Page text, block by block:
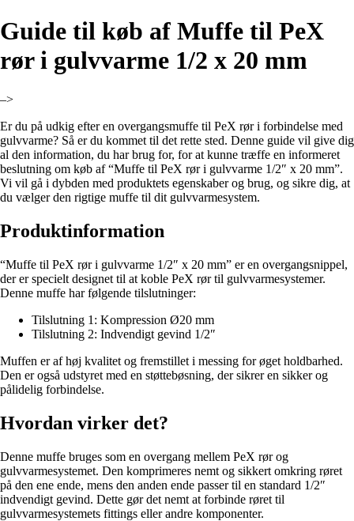
Guide til køb af Muffe til PeX
rør i gulvvarme 1/2 x 20 mm
–>
Er du på udkig efter en overgangsmuffe til PeX rør i forbindelse med
gulvvarme? Så er du kommet til det rette sted. Denne guide vil give dig
al den information, du har brug for, for at kunne træffe en informeret
beslutning om køb af “Muffe til PeX rør i gulvvarme 1/2″ x 20 mm”.
Vi vil gå i dybden med produktets egenskaber og brug, og sikre dig, at
du vælger den rigtige muffe til dit gulvvarmesystem.
Produktinformation
“Muffe til PeX rør i gulvvarme 1/2″ x 20 mm” er en overgangsnippel,
der er specielt designet til at koble PeX rør til gulvvarmesystemer.
Denne muffe har følgende tilslutninger:
Tilslutning 1: Kompression Ø20 mm
Tilslutning 2: Indvendigt gevind 1/2″
Muffen er af høj kvalitet og fremstillet i messing for øget holdbarhed.
Den er også udstyret med en støttebøsning, der sikrer en sikker og
pålidelig forbindelse.
Hvordan virker det?
Denne muffe bruges som en overgang mellem PeX rør og
gulvvarmesystemet. Den komprimeres nemt og sikkert omkring røret
på den ene ende, mens den anden ende passer til en standard 1/2″
indvendigt gevind. Dette gør det nemt at forbinde røret til
gulvvarmesystemets fittings eller andre komponenter.